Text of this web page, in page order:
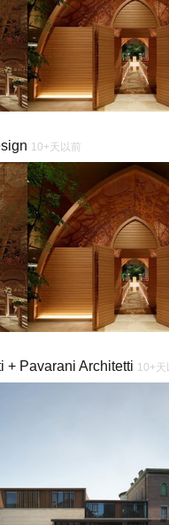
10+天以前
+ Pavarani Architetti 10+天